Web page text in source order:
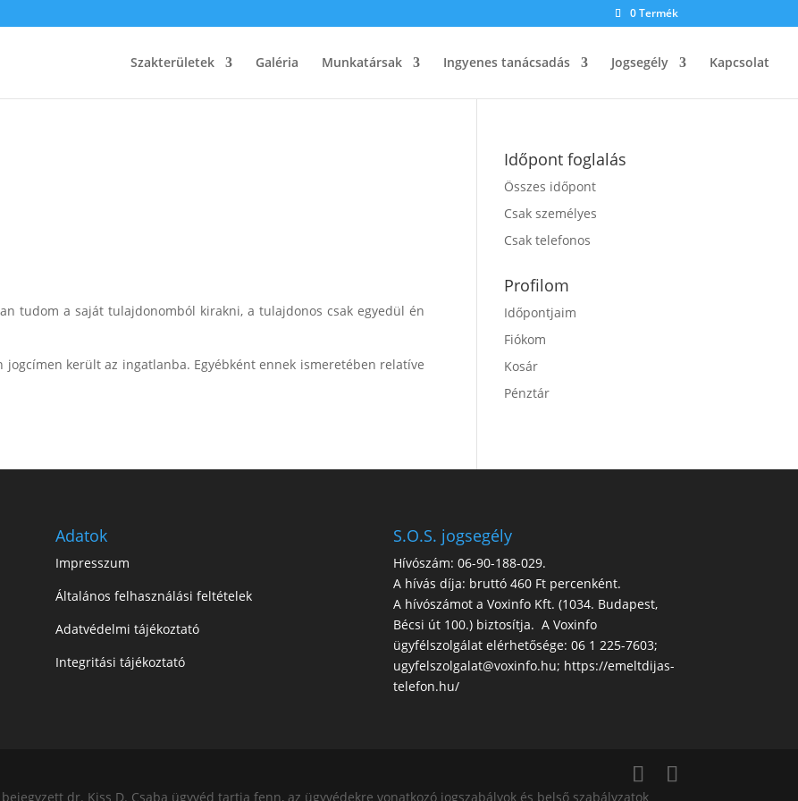
0 Termék
Szakterületek Galéria Munkatársak Ingyenes tanácsadás Jogsegély Kapcsolat
tudom a saját tulajdonomból kirakni, a tulajdonos csak egyedül én
jogcímen került az ingatlanba. Egyébként ennek ismeretében relatíve
Időpont foglalás
Összes időpont
Csak személyes
Csak telefonos
Profilom
Időpontjaim
Fiókom
Kosár
Pénztár
Adatok
Impresszum
Általános felhasználási feltételek
Adatvédelmi tájékoztató
Integritási tájékoztató
S.O.S. jogsegély
Hívószám: 06-90-188-029.
A hívás díja: bruttó 460 Ft percenként.
A hívószámot a Voxinfo Kft. (1034. Budapest,
Bécsi út 100.) biztosítja. A Voxinfo
ügyfélszolgálat elérhetősége: 06 1 225-7603;
ugyfelszolgalat@voxinfo.hu; https://emeltdijas-
telefon.hu/
dr. Kiss D. Csaba ügyvéd tartja fenn, az ügyvédekre vonatkozó jogszabályok és belső szabályzatok